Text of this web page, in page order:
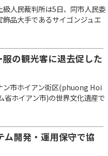
人民裁判所は5日、同市人民委
飾品大手であるサイゴンジュエ
の観光客に退去促した
ン市ホイアン街区(phuong Hoi
省ホイアン市)の世界文化遺産で
開発・運用保守で協